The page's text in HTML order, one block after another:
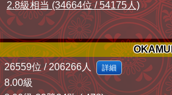
2.8級相当 (34664位 / 54175人)
26559位 / 206266人 詳細
8.00級